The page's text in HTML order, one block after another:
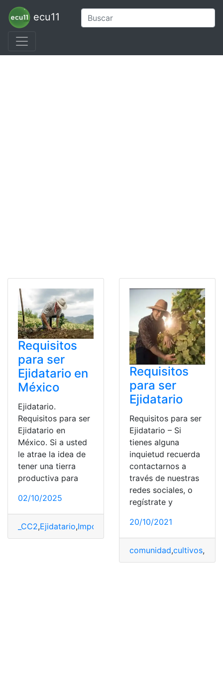
ecu11
Requisitos
para ser
Ejidatario en
México
Ejidatario.
Requisitos para ser
Ejidatario en
México. Si a usted
le atrae la idea de
tener una tierra
productiva para
02/10/2025
_CC2,Ejidatario,Importancia Mexico Requisitos
Requisitos
para ser
Ejidatario
Requisitos para ser
Ejidatario – Si
tienes alguna
inquietud recuerda
contactarnos a
través de nuestras
redes sociales, o
regístrate y
20/10/2021
comunidad,cultivos,